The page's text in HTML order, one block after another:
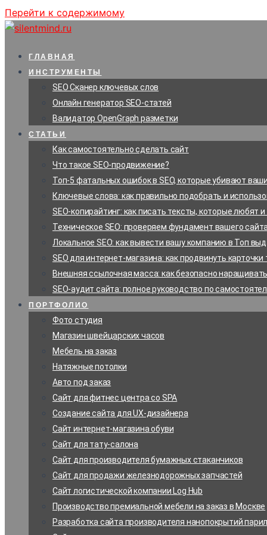
Перейти к содержимому
ГЛАВНАЯ
ИНСТРУМЕНТЫ
SEO Сканер ключевых слов
Онлайн генератор SEO-статей
Валидатор OpenGraph разметки
СТАТЬИ
Как самостоятельно сделать сайт
Что такое SEO-продвижение?
Топ-5 фатальных ошибок в SEO, которые убивают
Ключевые слова: как правильно подобрать и
SEO-копирайтинг: как писать тексты, которые любят
Техническое SEO: проверяем фундамент вашего
Локальное SEO: как вывести вашу компанию в Топ
SEO для интернет-магазина: как продвинуть карточки
Внешняя ссылочная масса: как безопасно
SEO-аудит сайта: полное руководство по
ПОРТФОЛИО
Фото студия
Магазин швейцарских часов
Мебель на заказ
Натяжные потолки
Авто под заказ
Сайт для фитнес центра со SPA
Создание сайта для UX-дизайнера
Сайт интернет-магазина обуви
Сайт для тату-салона
Сайт для производителя бумажных стаканчиков
Сайт для продажи железнодорожных запчастей
Сайт логистической компании Log Hub
Производство премиальной мебели на заказ в Москве
Разработка сайта производителя нанопокрытий